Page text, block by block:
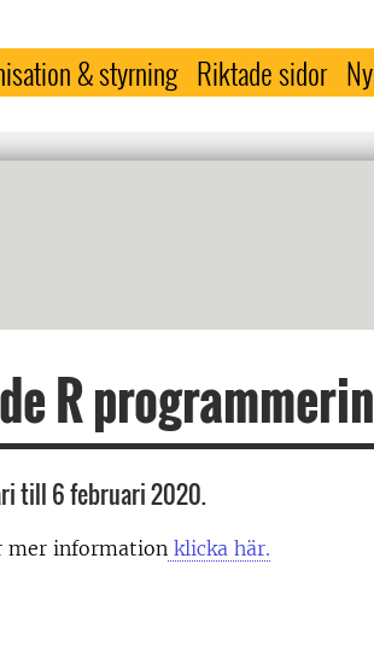
& styrning Riktade sidor
R
till 6 februari 2020.
mer information klicka här.